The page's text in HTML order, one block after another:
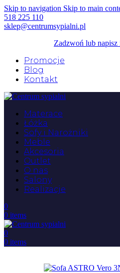
Skip to navigation Skip to main
518 225 110
sklep@centrumsypialni.pl
Zadzwoń lub napisz
Promocje
Blog
Kontakt
Materace
Łóżka
Sofy i Narożniki
Meble
Akcesoria
Outlet
O nas
Salony
Realizacje
0
0 items
0
0 items